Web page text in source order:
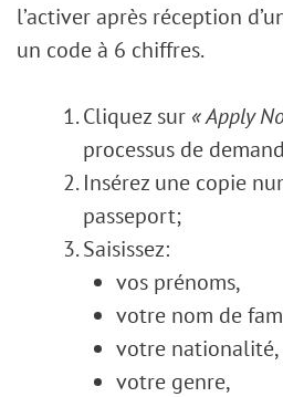
l’activer après réception
un code à 6 chiffres.
Cliquez sur « Apply
processus de
Insérez une copie
passeport;
Saisissez:
vos prénoms,
votre nom de
votre nationalité,
votre genre,